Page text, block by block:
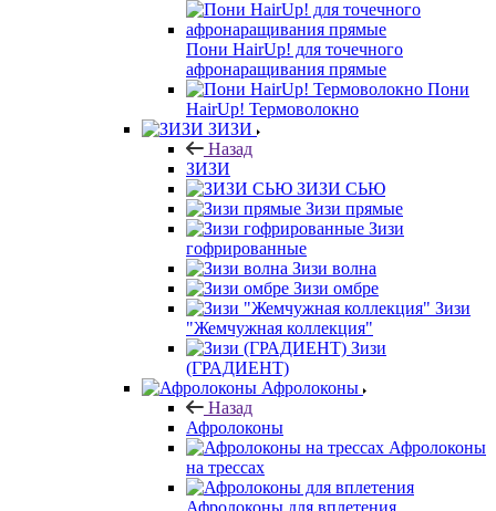
Пони HairUp! для точечного
афронаращивания прямые
Пони
HairUp! Термоволокно
ЗИЗИ
Назад
ЗИЗИ
ЗИЗИ СЬЮ
Зизи прямые
Зизи
гофрированные
Зизи волна
Зизи омбре
Зизи
"Жемчужная коллекция"
Зизи
(ГРАДИЕНТ)
Афролоконы
Назад
Афролоконы
Афролоконы
на трессах
Афролоконы для вплетения